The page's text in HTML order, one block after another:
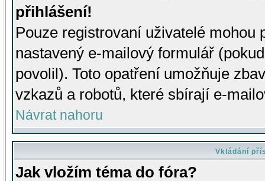
přihlášení!
Pouze registrovaní uživatelé mohou
nastavený e-mailový formulář
povolil). Toto opatření umožňuje
vzkazů a robotů, které sbírají e-
Návrat nahoru
Vkládání
Jak vložím téma do fóra?